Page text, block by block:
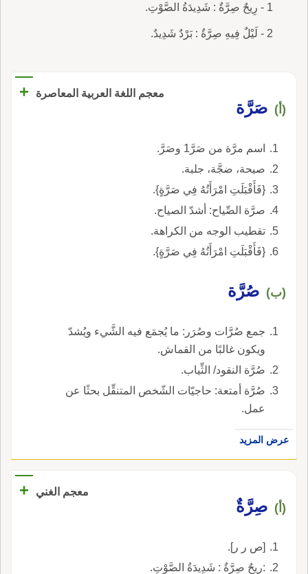
1 - رِيحٌ صِرَّةٌ : شَدِيدَةُ الصَّوْتِ.
2 - لَيْلٌ فِيهِ صِرَّةٌ : بَرْدٌ شَدِيدٌ.
معجم اللغة العربية المعاصرة +
(أ) صَرَّة
اسم مرَّة من صَرَّ1 وصَرَّ.
صيحة، ضجَّة، جلبة.
{فَأَقْبَلَتِ امْرَأَتُهُ فِي صَرَّةٍ}.
صرَّة الصِّياح: أشدّ الصياح.
تقطيب الوجه من الكراهة.
{فَأَقْبَلَتِ امْرَأَتُهُ فِي صَرَّةٍ}.
(ب) صُرَّة
جمع صُرَّات وصُرَر: ما يُجمَع فيه الشَّيء ويُشدّ
ويكون غالبًا من القماش.
صُرَّة النقود/ الثِّياب.
صُرَّة أمتعة: حاجيّات الشّخص المتنقِّل بحثًا عن
عمل.
عرض المزيد
معجم الغني +
(أ) صِرَّةٌ
[ص ر ر].
:رِيحٌ صِرَّةٌ : شَدِيدَةُ الصَّوْتِ.